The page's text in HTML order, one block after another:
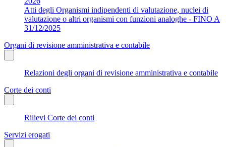
Atti degli Organismi indipendenti di valutazione, nuclei di
valutazione o altri organismi con funzioni analoghe - FINO A
31/12/2025
Organi di revisione amministrativa e contabile
Relazioni degli organi di revisione amministrativa e contabile
Corte dei conti
Rilievi Corte dei conti
Servizi erogati